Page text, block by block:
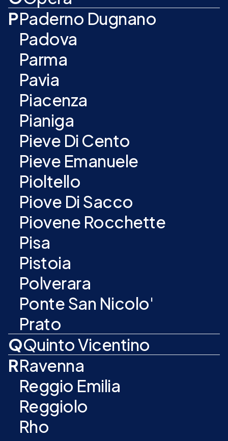
PPaderno Dugnano
Padova
Parma
Pavia
Piacenza
Pianiga
Pieve Di Cento
Pieve Emanuele
Pioltello
Piove Di Sacco
Piovene Rocchette
Pisa
Pistoia
Polverara
Ponte San Nicolo'
Prato
QQuinto Vicentino
RRavenna
Reggio Emilia
Reggiolo
Rho